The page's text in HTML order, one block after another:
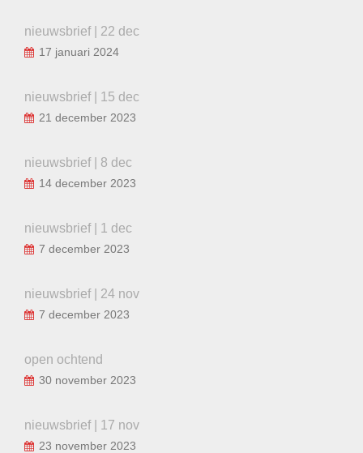
nieuwsbrief | 22 dec
17 januari 2024
nieuwsbrief | 15 dec
21 december 2023
nieuwsbrief | 8 dec
14 december 2023
nieuwsbrief | 1 dec
7 december 2023
nieuwsbrief | 24 nov
7 december 2023
open ochtend
30 november 2023
nieuwsbrief | 17 nov
23 november 2023